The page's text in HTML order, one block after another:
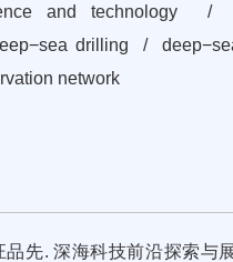
and technology /
drilling /
network
品先. 深海科技前沿探索与